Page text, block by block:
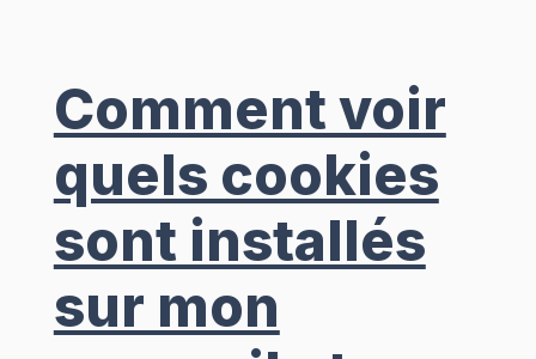
Comment voir
quels cookies
sont installés
sur mon